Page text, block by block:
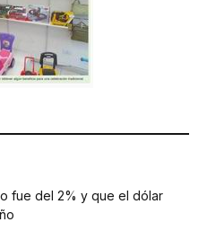
fue del 2% y que el dólar